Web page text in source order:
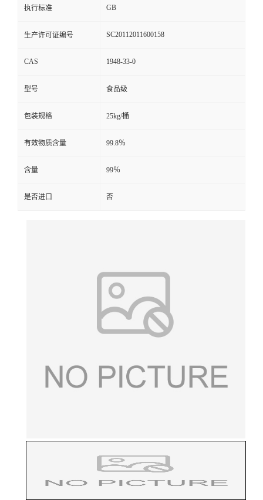
执行标准 GB
生产许可证编号 SC20112011600158
CAS 1948-33-0
型号 食品级
包装规格 25kg/桶
有效物质含量 99.8％
含量 99％
是否进口 否